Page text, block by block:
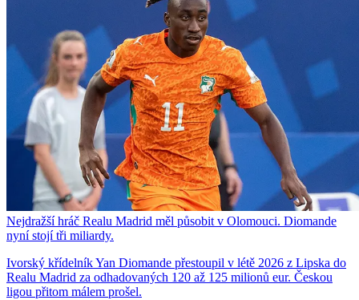
Nejdražší hráč Realu Madrid měl působit v Olomouci. Diomande
nyní stojí tři miliardy.
Ivorský křídelník Yan Diomande přestoupil v létě 2026 z Lipska do
Realu Madrid za odhadovaných 120 až 125 milionů eur. Českou
ligou přitom málem prošel.